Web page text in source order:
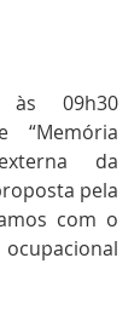
às 09h30
“Memória
da
pela
com o